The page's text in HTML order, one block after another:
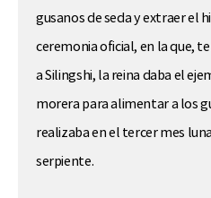
gusanos de seda y extraer el
ceremonia oficial, en la que,
a Silingshi, la reina daba el
morera para alimentar a los
realizaba en el tercer mes
serpiente.